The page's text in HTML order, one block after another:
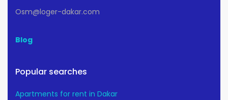
Osm@loger-dakar.com
Blog
Popular searches
Apartments for rent in Dakar